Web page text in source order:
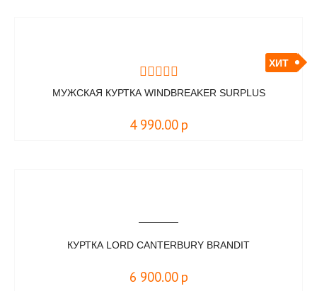
ХИТ
МУЖСКАЯ КУРТКА WINDBREAKER SURPLUS
4 990.00 р
КУРТКА LORD CANTERBURY BRANDIT
6 900.00 р